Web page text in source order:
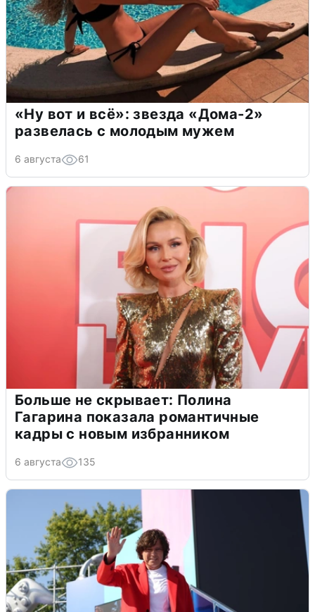
«Ну вот и всё»: звезда «Дома-2»
развелась с молодым мужем
6 августа 61
Больше не скрывает: Полина
Гагарина показала романтичные
кадры с новым избранником
6 августа 135